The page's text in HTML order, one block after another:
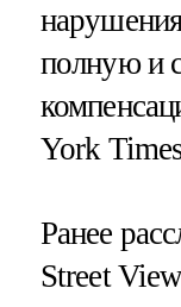
полную и
York
Ранее
Street